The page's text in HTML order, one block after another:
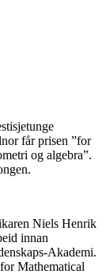
får prisen ”for
og algebra”.
Niels Henrik
innan
Akademi.
Mathematical